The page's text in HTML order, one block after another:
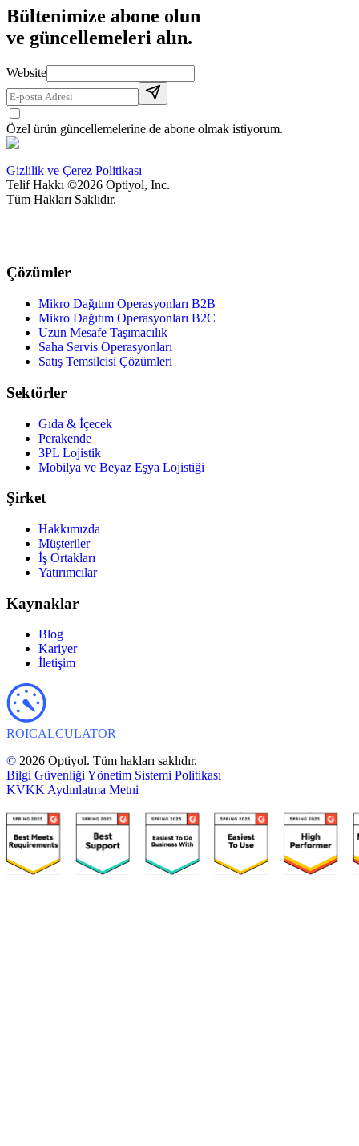
Bültenimize abone olun
ve güncellemeleri alın.
Website
Özel ürün güncellemelerine de abone olmak istiyorum.
Gizlilik ve Çerez Politikası
Telif Hakkı ©2026 Optiyol, Inc.
Tüm Hakları Saklıdır.
Çözümler
Mikro Dağıtım Operasyonları B2B
Mikro Dağıtım Operasyonları B2C
Uzun Mesafe Taşımacılık
Saha Servis Operasyonları
Satış Temsilcisi Çözümleri
Sektörler
Gıda & İçecek
Perakende
3PL Lojistik
Mobilya ve Beyaz Eşya Lojistiği
Şirket
Hakkımızda
Müşteriler
İş Ortakları
Yatırımcılar
Kaynaklar
Blog
Kariyer
İletişim
ROICALCULATOR
© 2026 Optiyol. Tüm hakları saklıdır.
Bilgi Güvenliği Yönetim Sistemi Politikası
KVKK Aydınlatma Metni